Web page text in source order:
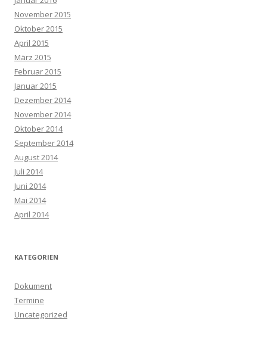
November 2015
Oktober 2015
April 2015
März 2015
Februar 2015
Januar 2015
Dezember 2014
November 2014
Oktober 2014
September 2014
August 2014
Juli 2014
Juni 2014
Mai 2014
April 2014
KATEGORIEN
Dokument
Termine
Uncategorized